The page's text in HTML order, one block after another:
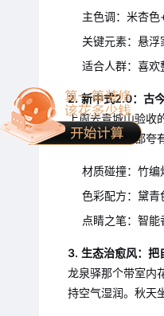
主色调：米杏
关键元素：悬
适合人群：喜
2. 新中式2.0：古
上周去青城山验收
子，连老师傅都夸
材质碰撞：竹
色彩配方：黛
点睛之笔：智
3. 生态治愈风：把
龙泉驿那个带室内
持空气湿润。秋天